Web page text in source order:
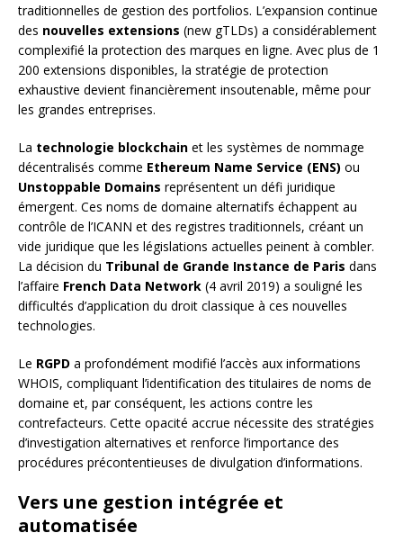
traditionnelles de gestion des portfolios. L’expansion continue
des nouvelles extensions (new gTLDs) a considérablement
complexifié la protection des marques en ligne. Avec plus de 1
200 extensions disponibles, la stratégie de protection
exhaustive devient financièrement insoutenable, même pour
les grandes entreprises.
La technologie blockchain et les systèmes de nommage
décentralisés comme Ethereum Name Service (ENS) ou
Unstoppable Domains représentent un défi juridique
émergent. Ces noms de domaine alternatifs échappent au
contrôle de l’ICANN et des registres traditionnels, créant un
vide juridique que les législations actuelles peinent à combler.
La décision du Tribunal de Grande Instance de Paris dans
l’affaire French Data Network (4 avril 2019) a souligné les
difficultés d’application du droit classique à ces nouvelles
technologies.
Le RGPD a profondément modifié l’accès aux informations
WHOIS, compliquant l’identification des titulaires de noms de
domaine et, par conséquent, les actions contre les
contrefacteurs. Cette opacité accrue nécessite des stratégies
d’investigation alternatives et renforce l’importance des
procédures précontentieuses de divulgation d’informations.
Vers une gestion intégrée et
automatisée